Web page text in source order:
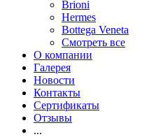
Brioni
Hermes
Bottega Veneta
Смотреть все
О компании
Галерея
Новости
Контакты
Сертификаты
Отзывы
...